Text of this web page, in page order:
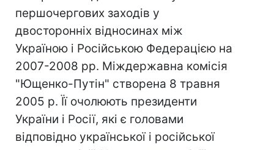
першочергових заходів у
двосторонніх відносинах між
Україною і Російською Федерацією на
2007-2008 рр. Міждержавна комісія
"Ющенко-Путін" створена 8 травня
2005 р. Її очолюють президенти
України і Росії, які є головами
відповідно української і російської